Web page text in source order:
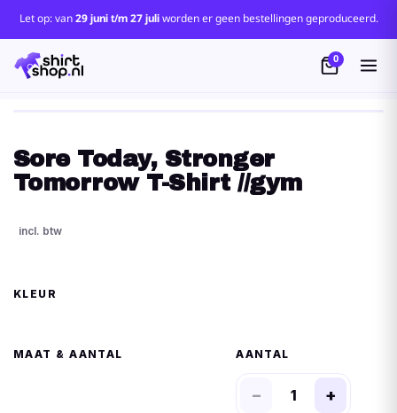
Let op: van29 juni t/m 27 juliworden er geen bestellingen geproduceerd.
0
Sore Today, Stronger
Tomorrow T-Shirt //gym
MAAT
− +